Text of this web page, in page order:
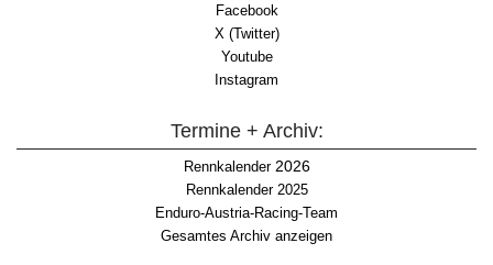
Facebook
X (Twitter)
Youtube
Instagram
Termine + Archiv:
Rennkalender2026
Rennkalender 2025
Enduro-Austria-Racing-Team
Gesamtes Archiv anzeigen